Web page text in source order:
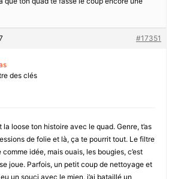
#17351
des clés
la loose ton histoire avec le quad. Genre, t’as
de folie et là, ça te pourrit tout. Le filtre
comme idée, mais ouais, les bougies, c’est
joue. Parfois, un petit coup de nettoyage et
un souci avec le mien, j’ai bataillé un